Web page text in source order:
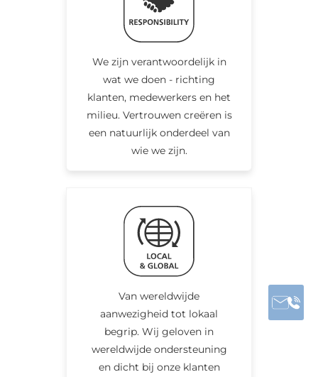
We zijn verantwoordelijk in
wat we doen - richting
klanten, medewerkers en het
milieu. Vertrouwen creëren is
een natuurlijk onderdeel van
wie we zijn.
Van wereldwijde
aanwezigheid tot lokaal
begrip. Wij geloven in
wereldwijde ondersteuning
en dicht bij onze klanten